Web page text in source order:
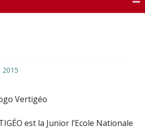
2015
est la Junior l’Ecole Nationale